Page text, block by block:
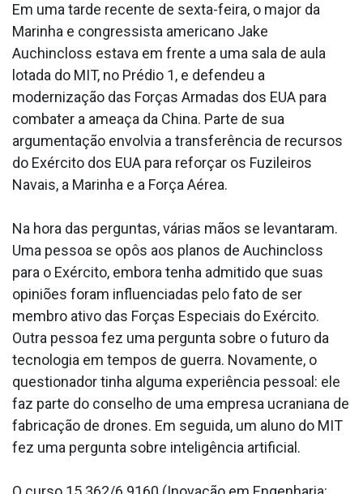
Em uma tarde recente de sexta-feira, o major da
Marinha e congressista americano Jake
Auchincloss estava em frente a uma sala de aula
lotada do MIT, no Prédio 1, e defendeu a
modernização das Forças Armadas dos EUA para
combater a ameaça da China. Parte de sua
argumentação envolvia a transferência de recursos
do Exército dos EUA para reforçar os Fuzileiros
Navais, a Marinha e a Força Aérea.
Na hora das perguntas, várias mãos se levantaram.
Uma pessoa se opôs aos planos de Auchincloss
para o Exército, embora tenha admitido que suas
opiniões foram influenciadas pelo fato de ser
membro ativo das Forças Especiais do Exército.
Outra pessoa fez uma pergunta sobre o futuro da
tecnologia em tempos de guerra. Novamente, o
questionador tinha alguma experiência pessoal: ele
faz parte do conselho de uma empresa ucraniana de
fabricação de drones. Em seguida, um aluno do MIT
fez uma pergunta sobre inteligência artificial.